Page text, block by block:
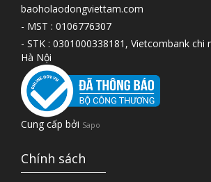
baoholaodongviettam.com
- MST : 0106776307
- STK : 0301000338181, Vietcombank chi
Hà Nội
Cung cấp bởi Sapo
Chính sách